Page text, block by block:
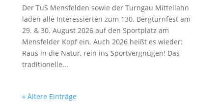
Der TuS Mensfelden sowie der Turngau Mittellahn
laden alle Interessierten zum 130. Bergturnfest am
29. & 30. August 2026 auf den Sportplatz am
Mensfelder Kopf ein. Auch 2026 heißt es wieder:
Raus in die Natur, rein ins Sportvergnügen! Das
traditionelle...
« Ältere Einträge